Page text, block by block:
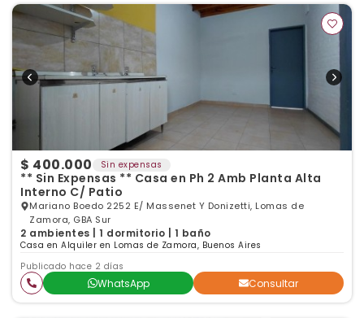
$ 400.000 Sin expensas
** Sin Expensas ** Casa en Ph 2 Amb Planta Alta
Interno C/ Patio
Mariano Boedo 2252 E/ Massenet Y Donizetti, Lomas de
Zamora, GBA Sur
2 ambientes | 1 dormitorio | 1 baño
Casa en Alquiler en Lomas de Zamora, Buenos Aires
Publicado hace 2 días
WhatsApp Consultar